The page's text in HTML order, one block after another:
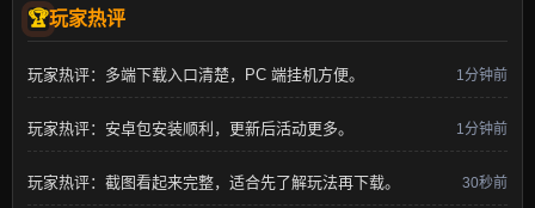
玩家热评
玩家热评：多端下载入口清楚，PC 端挂机方便。 1分钟前
玩家热评：安卓包安装顺利，更新后活动更多。 1分钟前
玩家热评：截图看起来完整，适合先了解玩法再下载。 30秒前